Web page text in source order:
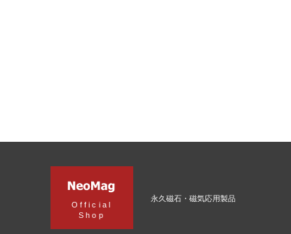
Official
Shop
永久磁石・磁気応用製品